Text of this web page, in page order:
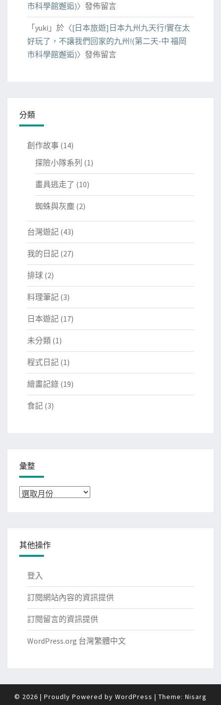
市科學館邂逅)〉發佈留言
「yuki 」於〈[日本旅遊]日本九州九天行!實在太
好玩了，不讓我們回家的九州!(第二天-中 福岡
市科學館邂逅)〉發佈留言
分類
創作故事 (14)
探險小隊系列 (1)
畫具逃走了 (10)
蜘蛛與灰塵 (2)
台灣遊記 (43)
我的日記 (27)
排球 (2)
料理筆記 (3)
日本遊記 (17)
未分類 (1)
程式日記 (1)
繪畫記錄 (19)
食記 (3)
彙整
彙
其他操作
登入
訂閱網站內容的資訊提供
訂閱留言的資訊提供
WordPress.org 台灣繁體中文
© 2026 | Proudly Powered by WordPress | Theme: Nisarg